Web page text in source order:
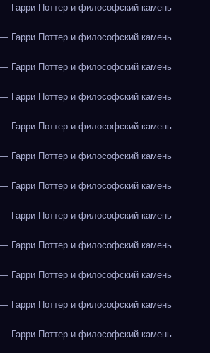
Гарри Поттер и философский камень
Гарри Поттер и философский камень
Гарри Поттер и философский камень
Гарри Поттер и философский камень
Гарри Поттер и философский камень
Гарри Поттер и философский камень
Гарри Поттер и философский камень
Гарри Поттер и философский камень
Гарри Поттер и философский камень
Гарри Поттер и философский камень
Гарри Поттер и философский камень
Гарри Поттер и философский камень